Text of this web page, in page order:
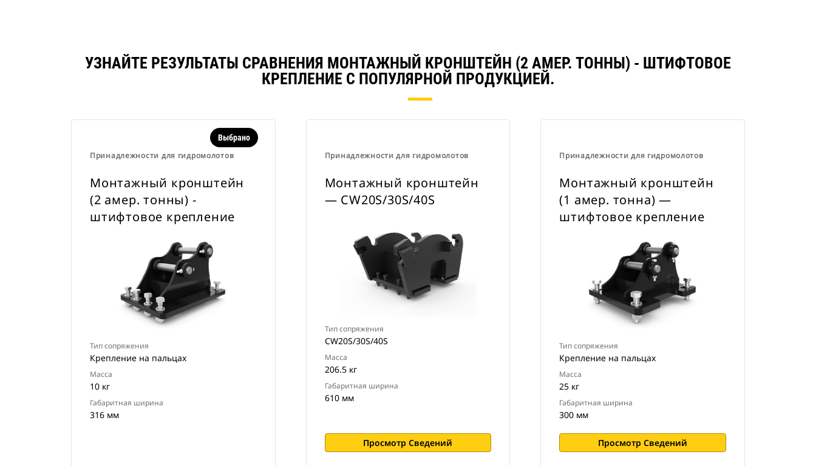
УЗНАЙТЕ РЕЗУЛЬТАТЫ СРАВНЕНИЯ МОНТАЖНЫЙ КРОНШТЕЙН (2 АМЕР. ТОННЫ) - ШТИФТОВОЕ
КРЕПЛЕНИЕ С ПОПУЛЯРНОЙ ПРОДУКЦИЕЙ.
Принадлежности для гидромолотов
Выбрано
Монтажный кронштейн
(2 амер. тонны) -
штифтовое крепление
Тип сопряжения
Крепление на пальцах
Масса
10 кг
Габаритная ширина
316 мм
Принадлежности для гидромолотов
Монтажный кронштейн
— CW20S/30S/40S
Тип сопряжения
CW20S/30S/40S
Масса
206.5 кг
Габаритная ширина
610 мм
Просмотр Сведений
Принадлежности для гидромолотов
Монтажный кронштейн
(1 амер. тонна) —
штифтовое крепление
Тип сопряжения
Крепление на пальцах
Масса
25 кг
Габаритная ширина
300 мм
Просмотр Сведений